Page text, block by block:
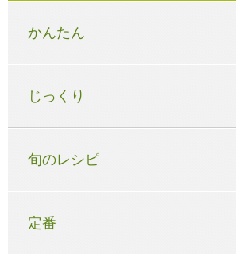
かんたん
じっくり
旬のレシピ
定番